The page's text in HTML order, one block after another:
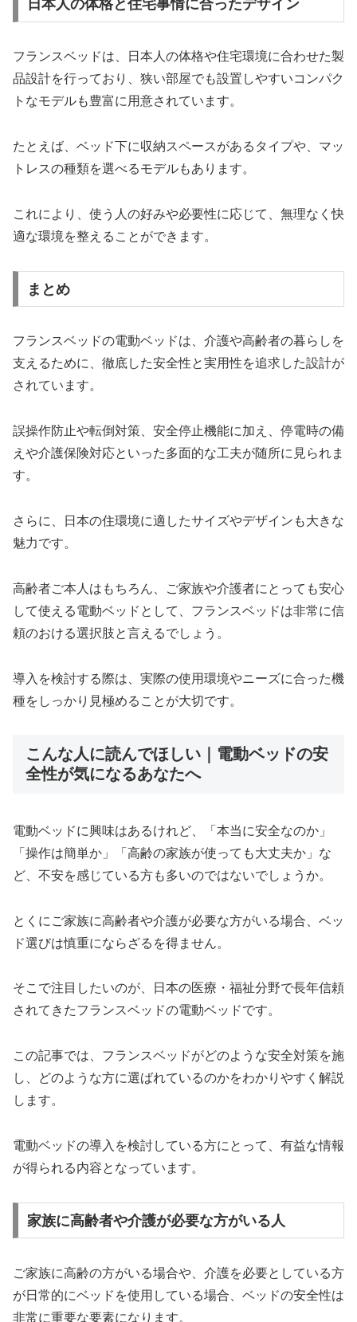
日本人の体格と住宅事情に合ったデザイン
フランスベッドは、日本人の体格や住宅環境に合わせた製
品設計を行っており、狭い部屋でも設置しやすいコンパク
トなモデルも豊富に用意されています。
たとえば、ベッド下に収納スペースがあるタイプや、マッ
トレスの種類を選べるモデルもあります。
これにより、使う人の好みや必要性に応じて、無理なく快
適な環境を整えることができます。
まとめ
フランスベッドの電動ベッドは、介護や高齢者の暮らしを
支えるために、徹底した安全性と実用性を追求した設計が
されています。
誤操作防止や転倒対策、安全停止機能に加え、停電時の備
えや介護保険対応といった多面的な工夫が随所に見られま
す。
さらに、日本の住環境に適したサイズやデザインも大きな
魅力です。
高齢者ご本人はもちろん、ご家族や介護者にとっても安心
して使える電動ベッドとして、フランスベッドは非常に信
頼のおける選択肢と言えるでしょう。
導入を検討する際は、実際の使用環境やニーズに合った機
種をしっかり見極めることが大切です。
こんな人に読んでほしい｜電動ベッドの安
全性が気になるあなたへ
電動ベッドに興味はあるけれど、「本当に安全なのか」
「操作は簡単か」「高齢の家族が使っても大丈夫か」な
ど、不安を感じている方も多いのではないでしょうか。
とくにご家族に高齢者や介護が必要な方がいる場合、ベッ
ド選びは慎重にならざるを得ません。
そこで注目したいのが、日本の医療・福祉分野で長年信頼
されてきたフランスベッドの電動ベッドです。
この記事では、フランスベッドがどのような安全対策を施
し、どのような方に選ばれているのかをわかりやすく解説
します。
電動ベッドの導入を検討している方にとって、有益な情報
が得られる内容となっています。
家族に高齢者や介護が必要な方がいる人
ご家族に高齢の方がいる場合や、介護を必要としている方
が日常的にベッドを使用している場合、ベッドの安全性は
非常に重要な要素になります。